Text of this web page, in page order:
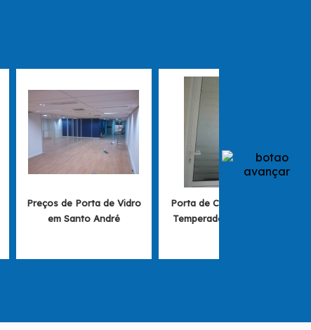
Preços de Porta de Vidro
em Santo André
Porta de Correr de Vidro
Temperado no Tucuruvi